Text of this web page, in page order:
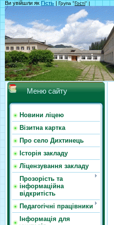
Ви увійшли як Гість | Група "Гості" |
Меню сайту
Новини ліцею
Візитна картка
Про село Дихтинець
Історія закладу
Ліцензування закладу
Прозорість та
інформаційна
відкритість
Педагогічні працівники
Інформація для